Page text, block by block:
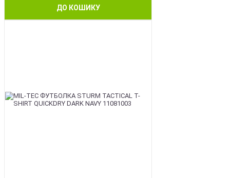
ДО КОШИКУ